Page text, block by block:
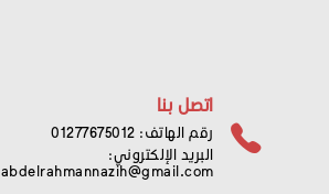
اتصل بنا
رقم الهاتف: 01277675012
البريد الإلكتروني:
abdelrahmannazih@gmail.com